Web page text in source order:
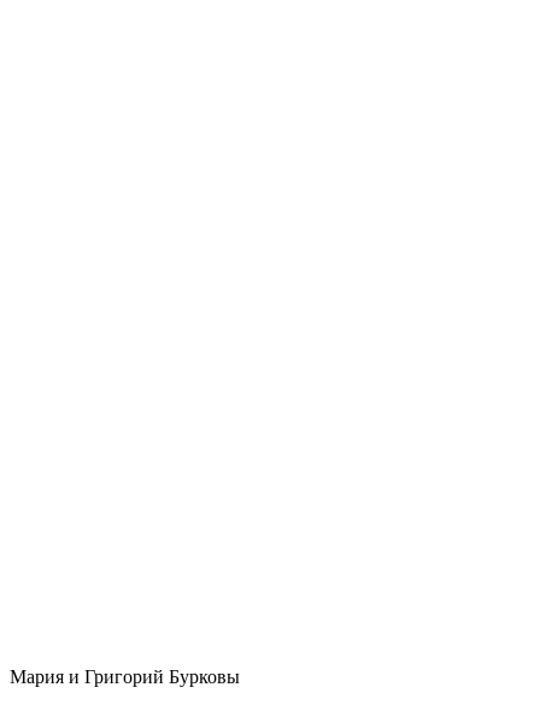
Мария и Григорий Бурковы